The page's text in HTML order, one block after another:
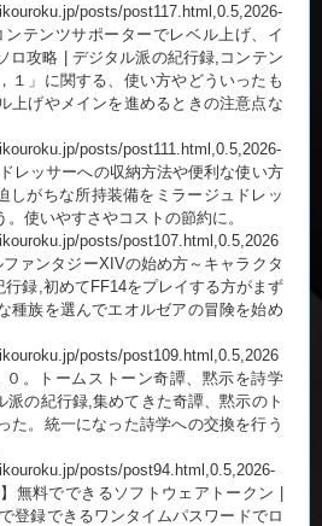
posts/post117.html,0.5,2026-
ンテンツサポーターでレベル上げ、イ
ロ攻略 | デジタル派の紀行録,コンテン
１」に関する、使い方やどういったも
上げやメインを進めるときの注意点な
posts/post111.html,0.5,2026-
レッサーへの収納方法や便利な使い方
しがちな所持装備をミラージュドレッ
使いやすさやコストの節約に。
posts/post107.html,0.5,2026
ァンタジーXIVの始め方～キャラクタ
録,初めてFF14をプレイする方がまず
種族を選んでエオルゼアの冒険を始め
posts/post109.html,0.5,2026
０。トームストーン奇譚、黙示を詩学
派の紀行録,集めてきた奇譚、黙示のト
た。統一になった詩学への交換を行う
posts/post94.html,0.5,2026-
無料でできるソフトウェアトークン |
登録できるワンタイムパスワードでロ